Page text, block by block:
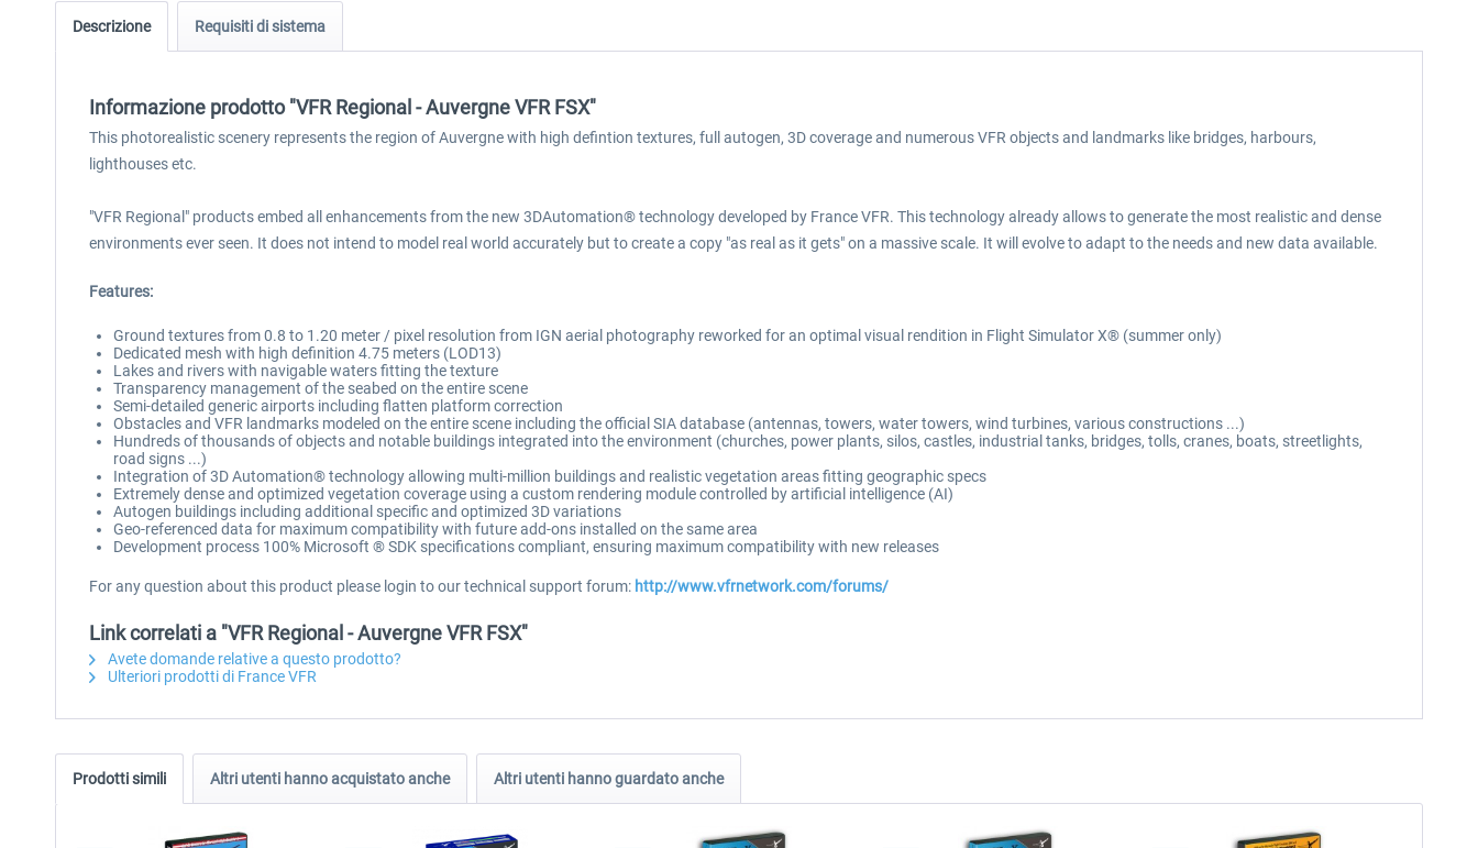
Descrizione Requisiti di sistema
Informazione prodotto "VFR Regional - Auvergne VFR FSX"
This photorealistic scenery represents the region of Auvergne with high defintion textures, full autogen, 3D coverage and numerous VFR objects and landmarks like bridges, harbours,
lighthouses etc.
"VFR Regional" products embed all enhancements from the new 3DAutomation® technology developed by France VFR. This technology already allows to generate the most realistic and dense
environments ever seen. It does not intend to model real world accurately but to create a copy "as real as it gets" on a massive scale. It will evolve to adapt to the needs and new data available.
Features:
Ground textures from 0.8 to 1.20 meter / pixel resolution from IGN aerial photography reworked for an optimal visual rendition in Flight Simulator X® (summer only)
Dedicated mesh with high definition 4.75 meters (LOD13)
Lakes and rivers with navigable waters fitting the texture
Transparency management of the seabed on the entire scene
Semi-detailed generic airports including flatten platform correction
Obstacles and VFR landmarks modeled on the entire scene including the official SIA database (antennas, towers, water towers, wind turbines, various constructions ...)
Hundreds of thousands of objects and notable buildings integrated into the environment (churches, power plants, silos, castles, industrial tanks, bridges, tolls, cranes, boats, streetlights,
road signs ...)
Integration of 3D Automation® technology allowing multi-million buildings and realistic vegetation areas fitting geographic specs
Extremely dense and optimized vegetation coverage using a custom rendering module controlled by artificial intelligence (AI)
Autogen buildings including additional specific and optimized 3D variations
Geo-referenced data for maximum compatibility with future add-ons installed on the same area
Development process 100% Microsoft ® SDK specifications compliant, ensuring maximum compatibility with new releases
For any question about this product please login to our technical support forum: http://www.vfrnetwork.com/forums/
Link correlati a "VFR Regional - Auvergne VFR FSX"
Avete domande relative a questo prodotto?
Ulteriori prodotti di France VFR
Prodotti simili Altri utenti hanno acquistato anche Altri utenti hanno guardato anche